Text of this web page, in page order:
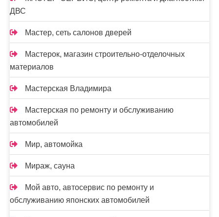
ДВС
Мастер, сеть салонов дверей
Мастерок, магазин строительно-отделочных
материалов
Мастерская Владимира
Мастерская по ремонту и обслуживанию
автомобилей
Мир, автомойка
Мираж, сауна
Мой авто, автосервис по ремонту и
обслуживанию японских автомобилей